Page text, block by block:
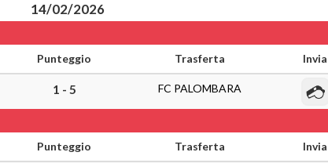
14/02/2026
Punteggio Trasferta Invia
1 - 5 FC PALOMBARA
Punteggio Trasferta Invia